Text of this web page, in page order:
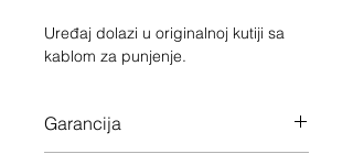
Uređaj dolazi u originalnoj kutiji sa
kablom za punjenje.
Garancija